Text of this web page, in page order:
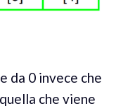
da 0 invece che
che viene